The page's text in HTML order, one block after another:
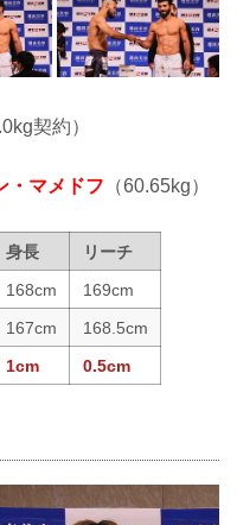
契約）
・マメドフ （60.65kg）
身長
リーチ
168cm
169cm
167cm
168.5cm
1cm 0.5cm